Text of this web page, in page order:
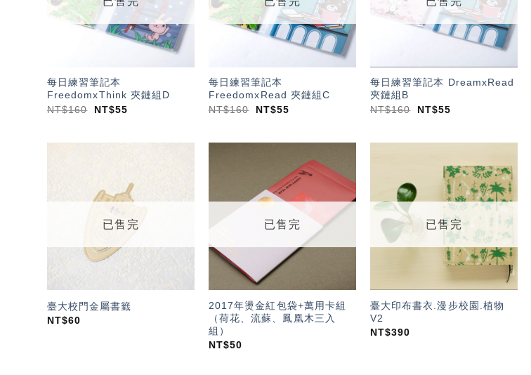
每日練習筆記本
FreedomxThink 夾鏈組D
NT$160 NT$55
每日練習筆記本
FreedomxRead 夾鏈組C
NT$160 NT$55
每日練習筆記本 DreamxRead
夾鏈組B
NT$160 NT$55
望輕
已售完
臺大校門金屬書籤
NT$60
加入
「願
望輕
單」
已售完
2017年燙金紅包袋+萬用卡組
（荷花、流蘇、鳳凰木三入
組）
NT$50
加入
「願
望輕
單」
已售完
臺大印布書衣.漫步校園.植物
V2
NT$390